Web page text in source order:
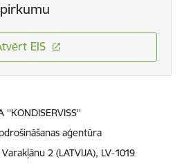
EIS
''KONDISERVISS''
aģentūra
2 (LATVIJA), LV-1019